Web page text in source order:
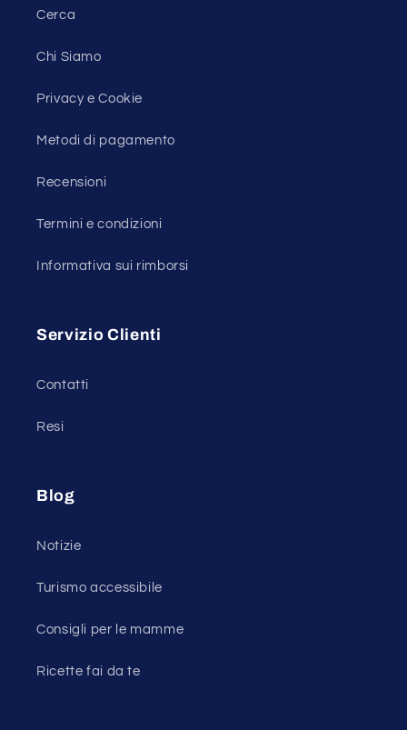
Cerca
Chi Siamo
Privacy e Cookie
Metodi di pagamento
Recensioni
Termini e condizioni
Informativa sui rimborsi
Servizio Clienti
Contatti
Resi
Blog
Notizie
Turismo accessibile
Consigli per le mamme
Ricette fai da te